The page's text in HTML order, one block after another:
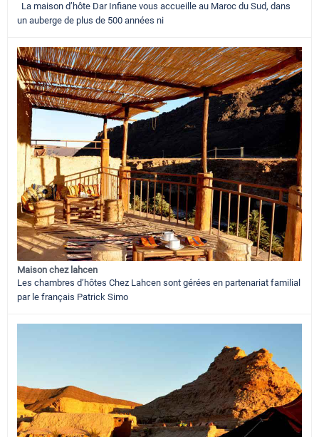
La maison d’hôte Dar Infiane vous accueille au Maroc du Sud, dans
un auberge de plus de 500 années ni
Maison chez lahcen
Les chambres d’hôtes Chez Lahcen sont gérées en partenariat familial
par le français Patrick Simo